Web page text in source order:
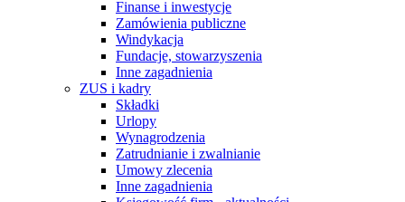
Finanse i inwestycje
Zamówienia publiczne
Windykacja
Fundacje, stowarzyszenia
Inne zagadnienia
ZUS i kadry
Składki
Urlopy
Wynagrodzenia
Zatrudnianie i zwalnianie
Umowy zlecenia
Inne zagadnienia